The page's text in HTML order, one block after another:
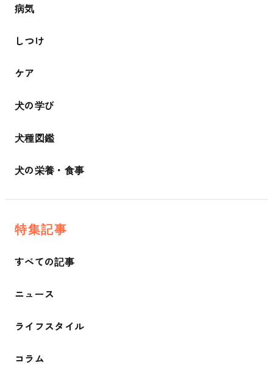
病気
しつけ
ケア
犬の学び
犬種図鑑
犬の栄養・食事
特集記事
すべての記事
ニュース
ライフスタイル
コラム